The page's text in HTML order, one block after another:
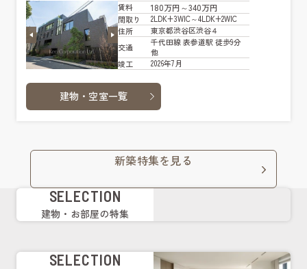
賃料 180万円～340万円
間取り
2LDK+3WIC～4LDK+2WIC
住所
東京都渋谷区渋谷４
交通
千代田線 表参道駅 徒歩9分
他
竣工
2026年7月
建物・空室一覧
新築特集を見る
SELECTION
建物・お部屋の特集
SELECTION